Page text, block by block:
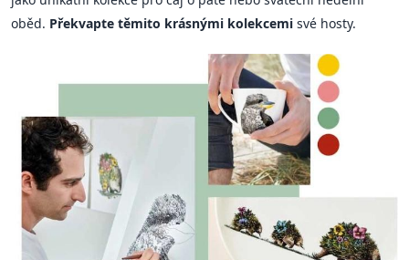
oběd. Překvapte těmito krásnými kolekcemi své hosty.